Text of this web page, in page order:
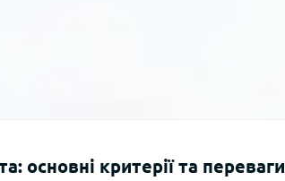
основні критерії та переваги